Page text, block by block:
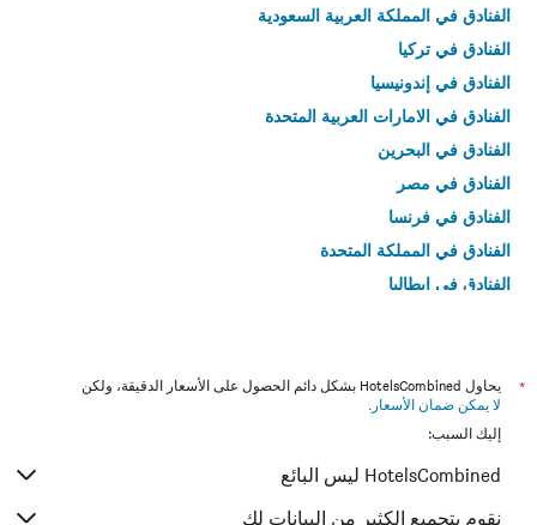
الفنادق في المملكة العربية السعودية
الفنادق في تركيا
الفنادق في إندونيسيا
الفنادق في الامارات العربية المتحدة
الفنادق في البحرين
الفنادق في مصر
الفنادق في فرنسا
الفنادق في المملكة المتحدة
الفنادق في إيطاليا
*
يحاول HotelsCombined بشكل دائم الحصول على الأسعار الدقيقة، ولكن
لا يمكن ضمان الأسعار .
إليك السبب:
HotelsCombined ليس البائع
نقوم بتجميع الكثير من البيانات لك